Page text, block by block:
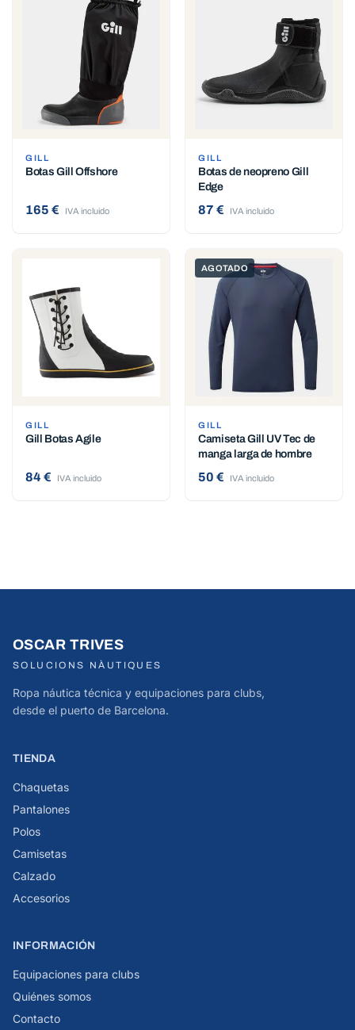
GILL
Botas Gill Offshore
165 € IVA incluido
GILL
Botas de neopreno Gill
Edge
87 € IVA incluido
GILL
Gill Botas Agile
84 € IVA incluido
AGOTADO
GILL
Camiseta Gill UV Tec de
manga larga de hombre
50 € IVA incluido
OSCAR TRIVES
SOLUCIONS NÀUTIQUES
Ropa náutica técnica y equipaciones para clubs,
desde el puerto de Barcelona.
TIENDA
Chaquetas
Pantalones
Polos
Camisetas
Calzado
Accesorios
INFORMACIÓN
Equipaciones para clubs
Quiénes somos
Contacto